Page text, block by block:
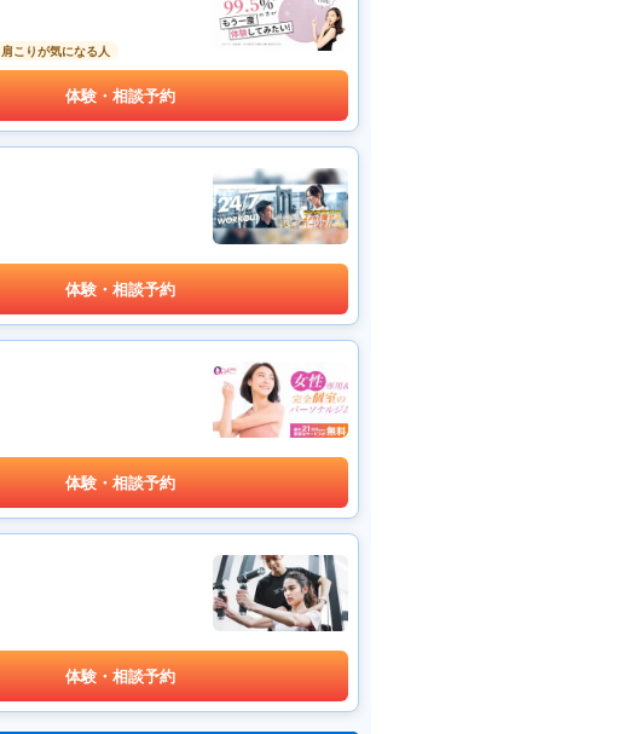
こりが気になる人
体験・相談予約
体験・相談予約
体験・相談予約
体験・相談予約